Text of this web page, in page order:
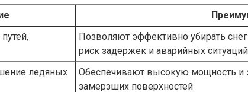
Позволяют эффективно убирать
риск задержек и аварийных ситуаций
ледяных
Обеспечивают высокую мощность и
замерзших поверхностей